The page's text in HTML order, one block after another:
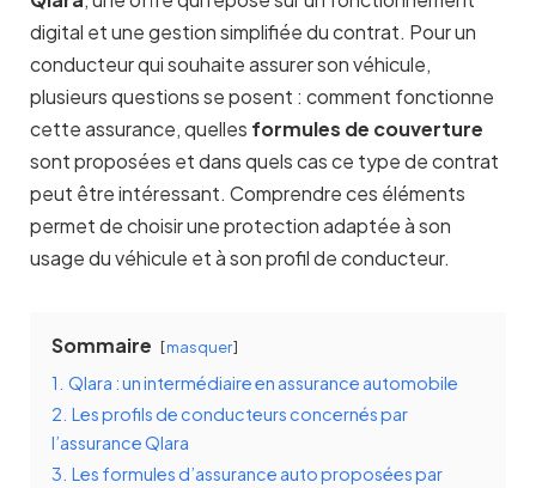
digital et une gestion simplifiée du contrat. Pour un
conducteur qui souhaite assurer son véhicule,
plusieurs questions se posent : comment fonctionne
cette assurance, quelles formules de couverture
sont proposées et dans quels cas ce type de contrat
peut être intéressant. Comprendre ces éléments
permet de choisir une protection adaptée à son
usage du véhicule et à son profil de conducteur.
Sommaire masquer
1. Qlara : un intermédiaire en assurance automobile
2. Les profils de conducteurs concernés par
l’assurance Qlara
3. Les formules d’assurance auto proposées par